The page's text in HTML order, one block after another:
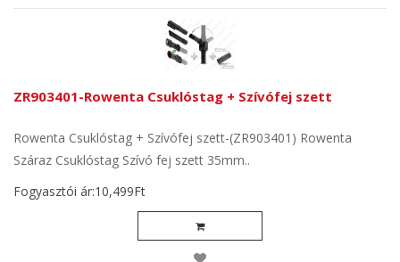
ZR903401-Rowenta Csuklóstag + Szívófej szett
Rowenta Csuklóstag + Szívófej szett-(ZR903401) Rowenta
Száraz Csuklóstag Szívó fej szett 35mm..
Fogyasztói ár:10,499Ft